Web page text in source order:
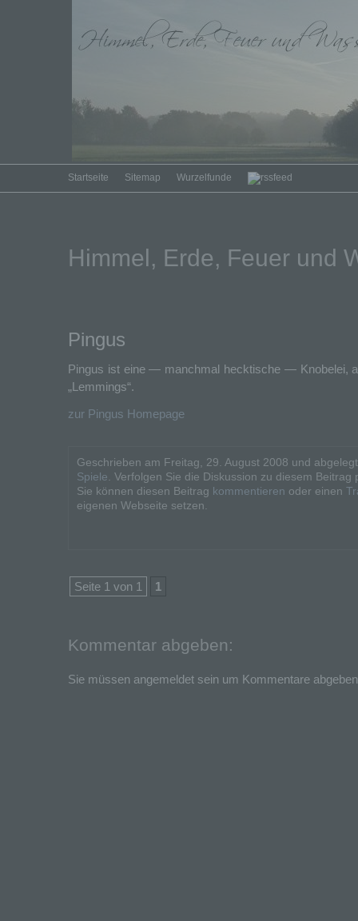
Startseite Sitemap Wurzelfunde
Himmel, Erde, Feuer und
Pingus
Pingus ist eine — manchmal hecktische — Knobelei,
„Lemmings“.
zur Pingus Homepage
Geschrieben am Freitag, 29. August 2008 und
Spiele . Verfolgen Sie die Diskussion zu diesem Beitrag
Sie können diesen Beitrag kommentieren oder einen
eigenen Webseite setzen.
Seite 1 von 1 1
Kommentar abgeben:
Sie müssen angemeldet sein um Kommentare